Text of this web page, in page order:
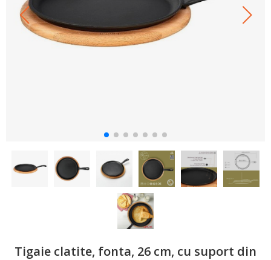
Tigaie clatite, fonta, 26 cm, cu suport din